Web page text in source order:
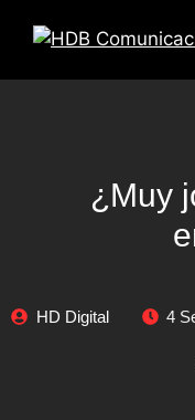
¿Muy
HD Digital 4